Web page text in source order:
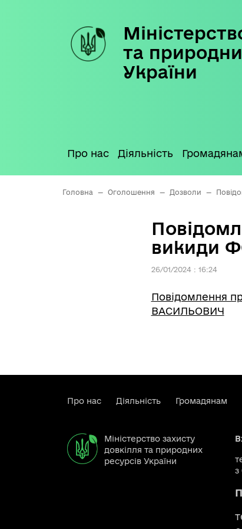
та
України
Про нас Діяльність
Головна — Оголошення — Дозволи —
викиди
26/01/2024 : 16:24
Повідомлення
ВАСИЛЬОВИЧ
Про нас Діяльність Громадянам
Міністерство захисту
довкілля та природних
ресурсів України
з